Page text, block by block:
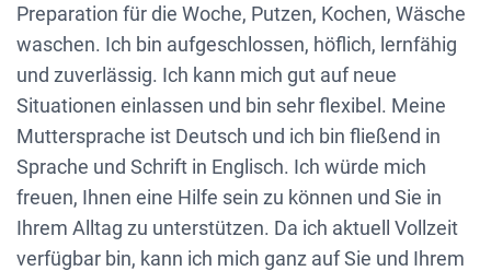
Preparation für die Woche, Putzen, Kochen, Wäsche
waschen. Ich bin aufgeschlossen, höflich, lernfähig
und zuverlässig. Ich kann mich gut auf neue
Situationen einlassen und bin sehr flexibel. Meine
Muttersprache ist Deutsch und ich bin fließend in
Sprache und Schrift in Englisch. Ich würde mich
freuen, Ihnen eine Hilfe sein zu können und Sie in
Ihrem Alltag zu unterstützen. Da ich aktuell Vollzeit
verfügbar bin, kann ich mich ganz auf Sie und Ihrem